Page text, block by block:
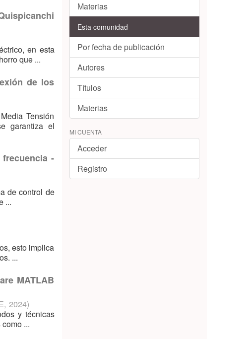
en esta
que ...
de los
Tensión
garantiza el
-
de control de
...
esto implica
...
MATLAB
, 2024)
y técnicas
...
Materias
Esta comunidad
Por fecha de publicación
Autores
Títulos
Materias
MI CUENTA
Acceder
Registro